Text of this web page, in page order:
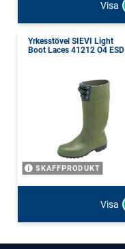
Visa
Yrkesstövel SIEVI Light
Boot Laces 41212 O4 ESD
SKAFFPRODUKT
Visa